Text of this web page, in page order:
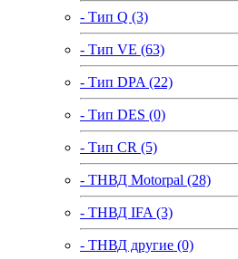
- Тип Q (3)
- Тип VE (63)
- Тип DPA (22)
- Тип DES (0)
- Тип CR (5)
- ТНВД Motorpal (28)
- ТНВД IFA (3)
- ТНВД другие (0)